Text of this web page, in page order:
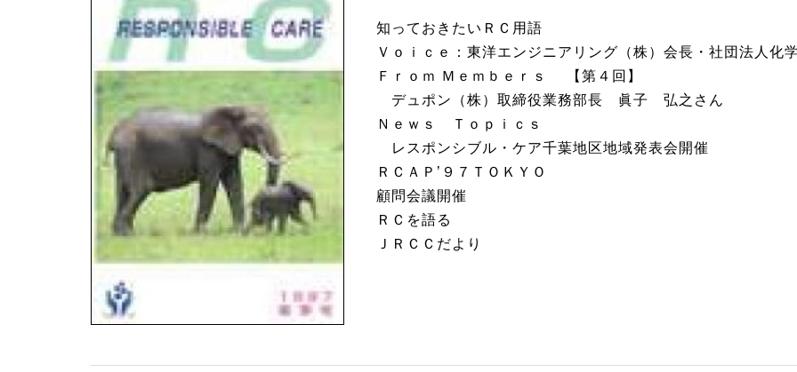
知っておきたいＲＣ用語
Ｖｏｉｃｅ：東洋エンジニアリング（株）会長・社団法人
Ｆｒｏｍ Ｍｅｍｂｅｒｓ 【第４回】
デュポン（株）取締役業務部長 眞子 弘之さん
Ｎｅｗｓ Ｔｏｐｉｃｓ
レスポンシブル・ケア千葉地区地域発表会開催
ＲＣＡＰ’９７ＴＯＫＹＯ
顧問会議開催
ＲＣを語る
ＪＲＣＣだより